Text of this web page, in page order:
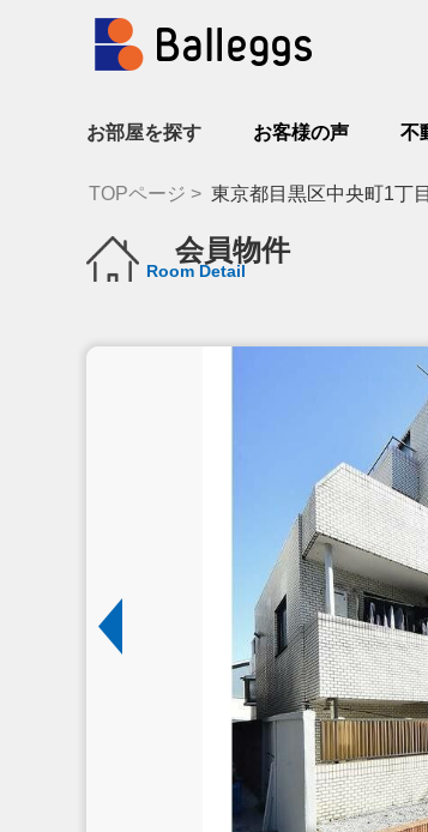
お部屋を探す お客様の声 不
TOPページ 東京都目黒区中央町1丁目
会員物件
Room Detail